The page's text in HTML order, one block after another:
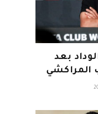
بعد
المراكشي